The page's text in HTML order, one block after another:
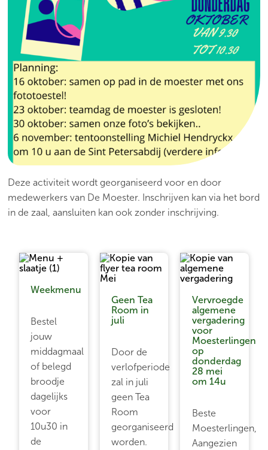
Deze activiteit wordt georganiseerd voor en door
medewerkers van De Moester. Inschrijven kan via het bord
in de zaal, aansluiten kan ook zonder inschrijving.
Weekmenu
Bestel
jouw
middagmaal
of belegd
broodje
dagelijks
voor
10u30 in
de
Geen Tea
Room in
juli
Door de
verlofperiode
zal in juli
geen Tea
Room
georganiseerd
worden.
Vervroegde
algemene
vergadering
voor
Moesterlingen
op
donderdag
28 mei
om 14u
Beste
Moesterlingen,
Aangezien